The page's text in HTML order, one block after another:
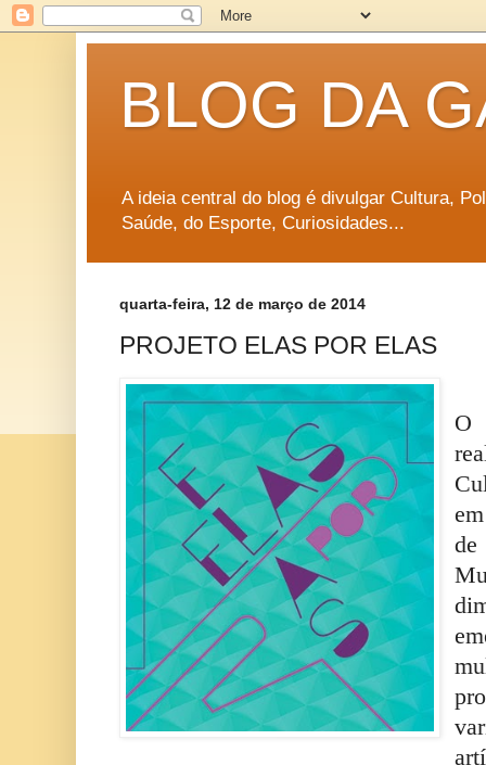
BLOG DA
A ideia central do blog é divulgar Cultura,
Saúde, do Esporte, Curiosidades...
quarta-feira, 12 de março de 2014
PROJETO ELAS POR ELAS
O